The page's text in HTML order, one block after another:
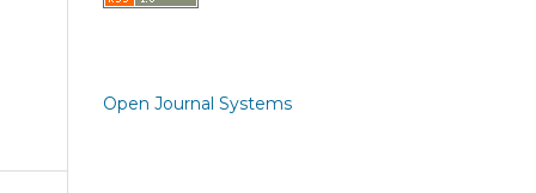
Open Journal Systems